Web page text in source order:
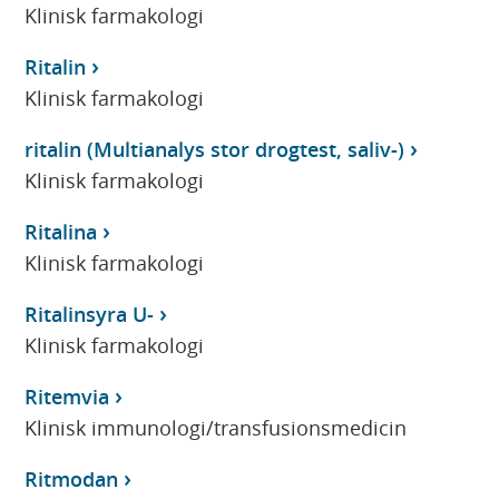
Klinisk farmakologi
Ritalin
Klinisk farmakologi
ritalin (Multianalys stor drogtest, saliv-)
Klinisk farmakologi
Ritalina
Klinisk farmakologi
Ritalinsyra U-
Klinisk farmakologi
Ritemvia
Klinisk immunologi/transfusionsmedicin
Ritmodan